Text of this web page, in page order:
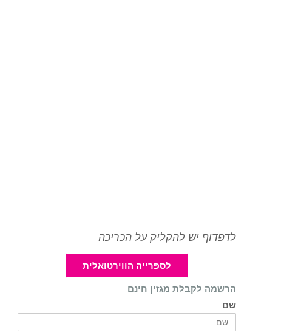
לדפדוף יש להקליק על הכריכה
לספרייה הווירטואלית
הרשמה לקבלת מגזין חינם
שם